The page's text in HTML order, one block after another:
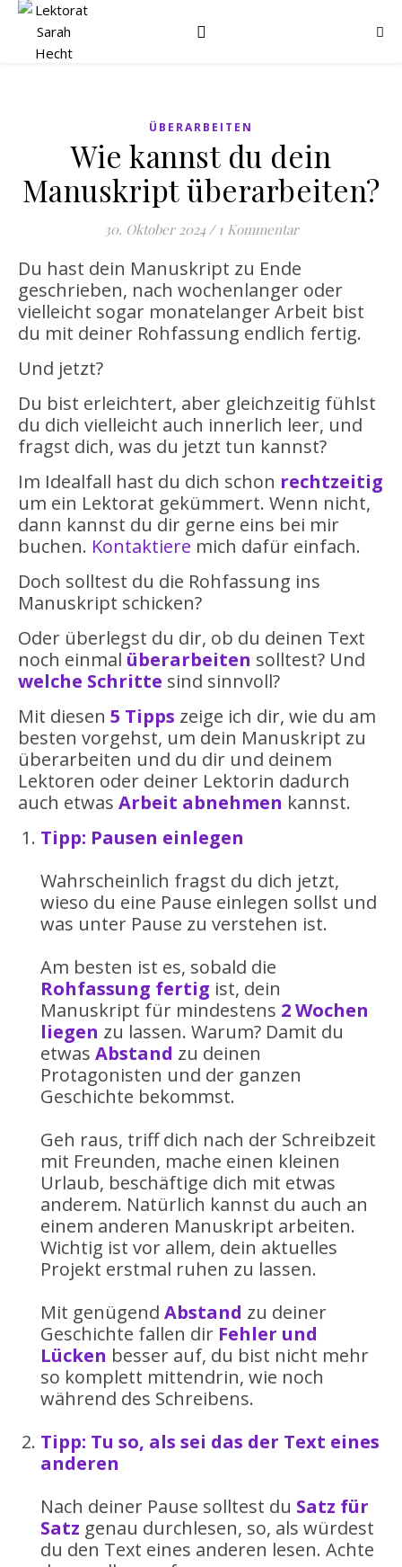
ÜBERARBEITEN
Wie kannst du dein
Manuskript überarbeiten?
30. Oktober 2024 / 1 Kommentar
Du hast dein Manuskript zu Ende
geschrieben, nach wochenlanger oder
vielleicht sogar monatelanger Arbeit bist
du mit deiner Rohfassung endlich fertig.
Und jetzt?
Du bist erleichtert, aber gleichzeitig fühlst
du dich vielleicht auch innerlich leer, und
fragst dich, was du jetzt tun kannst?
Im Idealfall hast du dich schon rechtzeitig
um ein Lektorat gekümmert. Wenn nicht,
dann kannst du dir gerne eins bei mir
buchen. Kontaktiere mich dafür einfach.
Doch solltest du die Rohfassung ins
Manuskript schicken?
Oder überlegst du dir, ob du deinen Text
noch einmal überarbeiten solltest? Und
welche Schritte sind sinnvoll?
Mit diesen 5 Tipps zeige ich dir, wie du am
besten vorgehst, um dein Manuskript zu
überarbeiten und du dir und deinem
Lektoren oder deiner Lektorin dadurch
auch etwas Arbeit abnehmen kannst.
Tipp: Pausen einlegen
Wahrscheinlich fragst du dich jetzt,
wieso du eine Pause einlegen sollst und
was unter Pause zu verstehen ist.
Am besten ist es, sobald die
Rohfassung fertig ist, dein
Manuskript für mindestens 2 Wochen
liegen zu lassen. Warum? Damit du
etwas Abstand zu deinen
Protagonisten und der ganzen
Geschichte bekommst.
Geh raus, triff dich nach der Schreibzeit
mit Freunden, mache einen kleinen
Urlaub, beschäftige dich mit etwas
anderem. Natürlich kannst du auch an
einem anderen Manuskript arbeiten.
Wichtig ist vor allem, dein aktuelles
Projekt erstmal ruhen zu lassen.
Mit genügend Abstand zu deiner
Geschichte fallen dir Fehler und
Lücken besser auf, du bist nicht mehr
so komplett mittendrin, wie noch
während des Schreibens.
Tipp: Tu so, als sei das der Text eines
anderen
Nach deiner Pause solltest du Satz für
Satz genau durchlesen, so, als würdest
du den Text eines anderen lesen. Achte